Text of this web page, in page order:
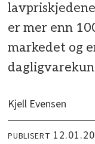
er mer enn
markedet og
Kjell Evensen
PUBLISERT